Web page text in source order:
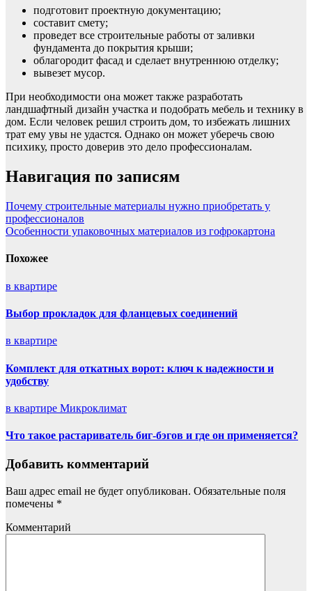
подготовит проектную документацию;
составит смету;
проведет все строительные работы от заливки
фундамента до покрытия крыши;
облагородит фасад и сделает внутреннюю отделку;
вывезет мусор.
При необходимости она может также разработать
ландшафтный дизайн участка и подобрать мебель и технику в
дом. Если человек решил строить дом, то избежать лишних
трат ему увы не удастся. Однако он может уберечь свою
психику, просто доверив это дело профессионалам.
Навигация по записям
Почему строительные материалы нужно приобретать у
профессионалов
Особенности упаковочных материалов из гофрокартона
Похожее
в квартире
Выбор прокладок для фланцевых соединений
в квартире
Комплект для откатных ворот: ключ к надежности и
удобству
в квартире Микроклимат
Что такое растариватель биг-бэгов и где он применяется?
Добавить комментарий
Ваш адрес email не будет опубликован. Обязательные поля
помечены *
Комментарий